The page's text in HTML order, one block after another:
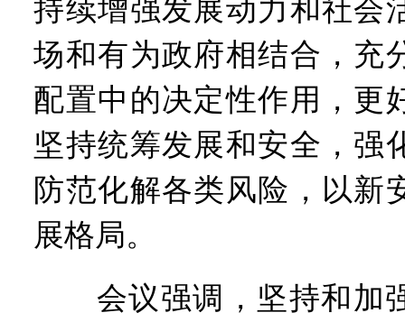
持续增强发展动力和社会
场和有为政府相结合，充
配置中的决定性作用，更
坚持统筹发展和安全，强
防范化解各类风险，以新
展格局。
会议强调，坚持和加